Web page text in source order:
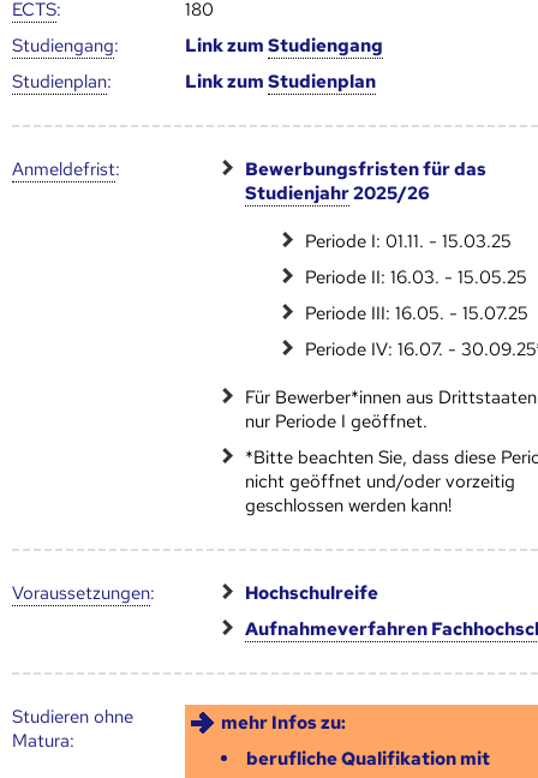
ECTS:
180
Studien­gang: Link zumStudien­gang
Studien­plan: Link zumStudien­plan
Anmelde­frist:
Bewerbungsfristen für das
Studienjahr2025/26
Periode I: 01.11. - 15.03.25
Periode II: 16.03. - 15.05.25
Periode III: 16.05. - 15.07.25
Periode IV: 16.07. -
Für Bewerber*innen aus
nur Periode I geöffnet.
*Bitte beachten Sie, dass diese
nicht geöffnet und/oder vorzeitig
geschlossen werden kann!
Voraus­setzungen:
Hochschulreife
Aufnahmeverfahren
Studieren ohne
Matura:
mehr Infos zu:
berufliche Qualifikation mit